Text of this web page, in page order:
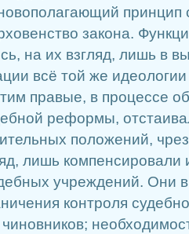
принцип
закона.
на их взгляд, лишь в
всё той же
правые, в процессе
реформы,
положений,
лишь
учреждений. Они
контроля